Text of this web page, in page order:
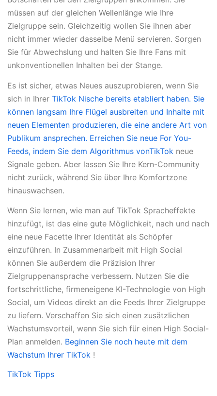
müssen auf der gleichen Wellenlänge wie Ihre
Zielgruppe sein. Gleichzeitig wollen Sie ihnen aber
nicht immer wieder dasselbe Menü servieren. Sorgen
Sie für Abwechslung und halten Sie Ihre Fans mit
unkonventionellen Inhalten bei der Stange.
Es ist sicher, etwas Neues auszuprobieren, wenn Sie
sich in Ihrer TikTok Nische bereits etabliert haben. Sie
können langsam Ihre Flügel ausbreiten und Inhalte mit
neuen Elementen produzieren, die eine andere Art von
Publikum ansprechen. Erreichen Sie neue For You-
Feeds, indem Sie dem Algorithmus vonTikTok neue
Signale geben. Aber lassen Sie Ihre Kern-Community
nicht zurück, während Sie über Ihre Komfortzone
hinauswachsen.
Wenn Sie lernen, wie man auf TikTok Spracheffekte
hinzufügt, ist das eine gute Möglichkeit, nach und nach
eine neue Facette Ihrer Identität als Schöpfer
einzuführen. In Zusammenarbeit mit High Social
können Sie außerdem die Präzision Ihrer
Zielgruppenansprache verbessern. Nutzen Sie die
fortschrittliche, firmeneigene KI-Technologie von High
Social, um Videos direkt an die Feeds Ihrer Zielgruppe
zu liefern. Verschaffen Sie sich einen zusätzlichen
Wachstumsvorteil, wenn Sie sich für einen High Social-
Plan anmelden. Beginnen Sie noch heute mit dem
Wachstum Ihrer TikTok !
TikTok Tipps